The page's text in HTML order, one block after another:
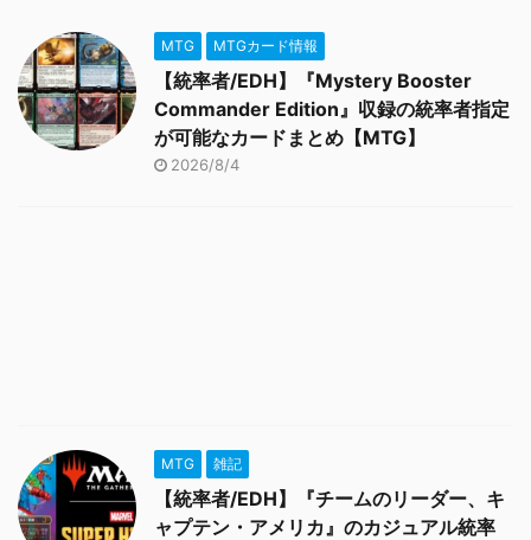
MTG MTGカード情報
【統率者/EDH】『Mystery Booster
Commander Edition』収録の統率者指定
が可能なカードまとめ【MTG】
2026/8/4
MTG 雑記
【統率者/EDH】『チームのリーダー、キ
ャプテン・アメリカ』のカジュアル統率